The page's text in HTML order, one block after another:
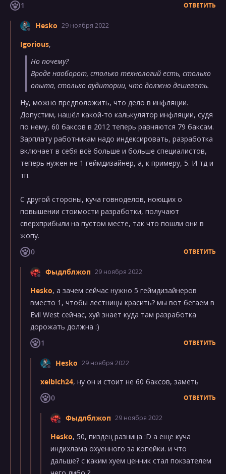
1
ОТВЕТИТЬ
Hesko 29 ноября 2022
Igorious,
Но почему?
Вроде наоборот, столько технологий есть, столько
опыта, столько аудитории, что должно дешеветь.
Ну, можно предположить, что дело в инфляции.
Допустим, нашёл какой-то калькулятор инфляции, судя
по нему, 60 баксов в 2012 теперь равняются 79 баксам.
Зарплату работникам надо индексировать, разработка
включает в себя всё больше и больше специалистов,
теперь нужен не 1 геймдизайнер, а, к примеру, 5. И тд и
тп.
С другой стороны, куча говноделов, ноющих о
повышении стоимости разработки, получают
сверхприбыли на пустом месте, так что пошли они в
жопу.
0
ОТВЕТИТЬ
Фыдлблжоп 29 ноября 2022
Hesko, а зачем сейчас нужно 5 геймдизайнеров
вместо 1, чтобы лестницы красить? мы вот бегаем в
Evil West сейчас, хуй знает куда там разработка
дорожать должна :)
1
ОТВЕТИТЬ
Hesko 29 ноября 2022
xelblch24, ну он и стоит не 60 баксов, заметь
0
ОТВЕТИТЬ
Фыдлблжоп 29 ноября 2022
Hesko, 50, пиздец разница :D а еще куча
индихлама охуенного за копейки. и что
дальше? с каким хуем ценник стал покзателем